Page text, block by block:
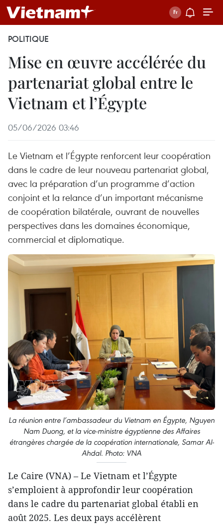
POLITIQUE
Mise en œuvre accélérée du
partenariat global entre le
Vietnam et l’Égypte
05/06/2026 03:46
Le Vietnam et l’Égypte renforcent leur coopération
dans le cadre de leur nouveau partenariat global,
avec la préparation d’un programme d’action
conjoint et la relance d’un important mécanisme
de coopération bilatérale, ouvrant de nouvelles
perspectives dans les domaines économique,
commercial et diplomatique.
La réunion entre l’ambassadeur du Vietnam en Égypte, Nguyen
Nam Duong, et la vice-ministre égyptienne des Affaires
étrangères chargée de la coopération internationale, Samar Al-
Ahdal. Photo: VNA
Le Caire (VNA) – Le Vietnam et l’Égypte
s’emploient à approfondir leur coopération
dans le cadre du partenariat global établi en
août 2025. Les deux pays accélèrent